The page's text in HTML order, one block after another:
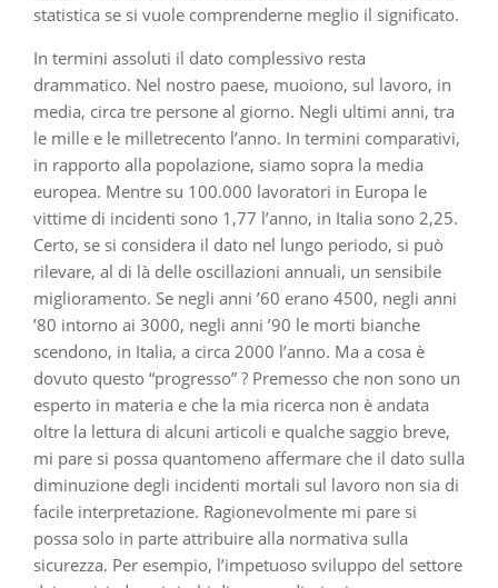
statistica se si vuole comprenderne meglio il significato.
In termini assoluti il dato complessivo resta
drammatico. Nel nostro paese, muoiono, sul lavoro, in
media, circa tre persone al giorno. Negli ultimi anni, tra
le mille e le milletrecento l’anno. In termini comparativi,
in rapporto alla popolazione, siamo sopra la media
europea. Mentre su 100.000 lavoratori in Europa le
vittime di incidenti sono 1,77 l’anno, in Italia sono 2,25.
Certo, se si considera il dato nel lungo periodo, si può
rilevare, al di là delle oscillazioni annuali, un sensibile
miglioramento. Se negli anni ’60 erano 4500, negli anni
’80 intorno ai 3000, negli anni ’90 le morti bianche
scendono, in Italia, a circa 2000 l’anno. Ma a cosa è
dovuto questo “progresso” ? Premesso che non sono un
esperto in materia e che la mia ricerca non è andata
oltre la lettura di alcuni articoli e qualche saggio breve,
mi pare si possa quantomeno affermare che il dato sulla
diminuzione degli incidenti mortali sul lavoro non sia di
facile interpretazione. Ragionevolmente mi pare si
possa solo in parte attribuire alla normativa sulla
sicurezza. Per esempio, l’impetuoso sviluppo del settore